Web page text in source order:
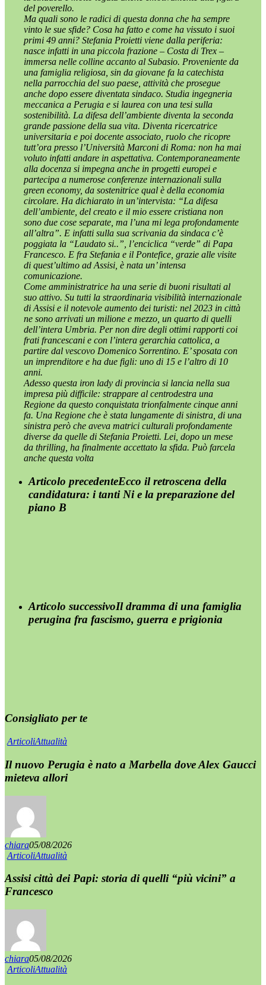
del poverello.
Ma quali sono le radici di questa donna che ha sempre
vinto le sue sfide? Cosa ha fatto e come ha vissuto i suoi
primi 49 anni? Stefania Proietti viene dalla periferia:
nasce infatti in una piccola frazione – Costa di Trex –
immersa nelle colline accanto al Subasio. Proveniente da
una famiglia religiosa, sin da giovane fa la catechista
nella parrocchia del suo paese, attività che prosegue
anche dopo essere diventata sindaco. Studia ingegneria
meccanica a Perugia e si laurea con una tesi sulla
sostenibilità. La difesa dell’ambiente diventa la seconda
grande passione della sua vita. Diventa ricercatrice
universitaria e poi docente associato, ruolo che ricopre
tutt’ora presso l’Università Marconi di Roma: non ha mai
voluto infatti andare in aspettativa. Contemporaneamente
alla docenza si impegna anche in progetti europei e
partecipa a numerose conferenze internazionali sulla
green economy, da sostenitrice qual è della economia
circolare. Ha dichiarato in un’intervista: “La difesa
dell’ambiente, del creato e il mio essere cristiana non
sono due cose separate, ma l’una mi lega profondamente
all’altra”. E infatti sulla sua scrivania da sindaca c’è
poggiata la “Laudato si..”, l’enciclica “verde” di Papa
Francesco. E fra Stefania e il Pontefice, grazie alle visite
di quest’ultimo ad Assisi, è nata un’ intensa
comunicazione.
Come amministratrice ha una serie di buoni risultati al
suo attivo. Su tutti la straordinaria visibilità internazionale
di Assisi e il notevole aumento dei turisti: nel 2023 in città
ne sono arrivati un milione e mezzo, un quarto di quelli
dell’intera Umbria. Per non dire degli ottimi rapporti coi
frati francescani e con l’intera gerarchia cattolica, a
partire dal vescovo Domenico Sorrentino. E’ sposata con
un imprenditore e ha due figli: uno di 15 e l’altro di 10
anni.
Adesso questa iron lady di provincia si lancia nella sua
impresa più difficile: strappare al centrodestra una
Regione da questo conquistata trionfalmente cinque anni
fa. Una Regione che è stata lungamente di sinistra, di una
sinistra però che aveva matrici culturali profondamente
diverse da quelle di Stefania Proietti. Lei, dopo un mese
da thrilling, ha finalmente accettato la sfida. Può farcela
anche questa volta
Articolo precedenteEcco il retroscena della
candidatura: i tanti Ni e la preparazione del
piano B
Articolo successivoIl dramma di una famiglia
perugina fra fascismo, guerra e prigionia
Consigliato per te
ArticoliAttualità
Il nuovo Perugia è nato a Marbella dove Alex Gaucci
mieteva allori
chiara05/08/2026
ArticoliAttualità
Assisi città dei Papi: storia di quelli “più vicini” a
Francesco
chiara05/08/2026
ArticoliAttualità